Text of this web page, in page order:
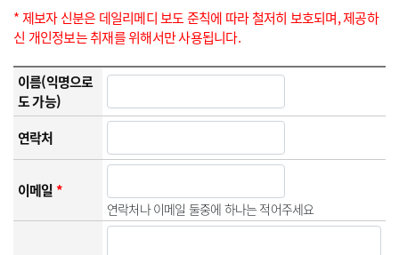
* 제보자 신분은 데일리메디 보도 준칙에 따라 철저히 보호되며, 제공하
신 개인정보는 취재를 위해서만 사용됩니다.
이름(익명으로
도 가능)
연락처
이메일*
연락처나 이메일 둘중에 하나는 적어주세요